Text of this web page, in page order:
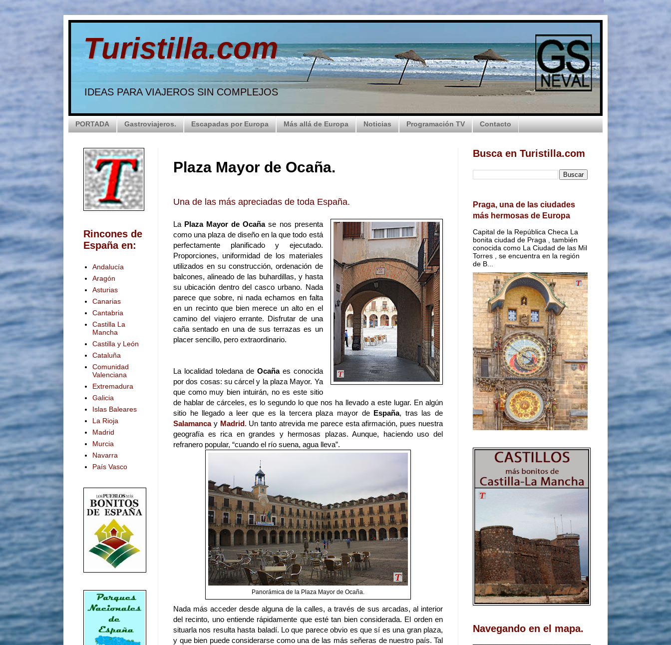
Turistilla.com
IDEAS PARA VIAJEROS SIN COMPLEJOS
PORTADA Gastroviajeros. Escapadas por Europa Más allá de Europa Noticias Programación TV Contacto
Plaza Mayor de Ocaña.
Una de las más apreciadas de toda España.
La Plaza Mayor de Ocañase nos presenta
como una plaza de diseño en la que todo está
perfectamente planificado y ejecutado.
Proporciones, uniformidad de los materiales
utilizados en su construcción, ordenación de
balcones, alineado de las buhardillas, y hasta
su ubicación dentro del casco urbano. Nada
parece que sobre, ni nada echamos en falta
en un recinto que bien merece un alto en el
camino del viajero errante. Disfrutar de una
caña sentado en una de sus terrazas es un
placer sencillo, pero extraordinario.
La localidad toledana de Ocaña es conocida
por dos cosas: su cárcel y la plaza Mayor. Ya
que como muy bien intuirán, no es este sitio
de hablar de cárceles, es lo segundo lo que nos ha llevado a este lugar. En algún
sitio he llegado a leer que es la tercera plaza mayor de España, tras las de
Salamanca y Madrid. Un tanto atrevida me parece esta afirmación, pues nuestra
geografía es rica en grandes y hermosas plazas. Aunque, haciendo uso del
refranero popular, “cuando el río suena, agua lleva”.
Panorámica de la Plaza Mayor de Ocaña.
Nada más acceder desde alguna de la calles, a través de sus arcadas, al interior
del recinto, uno entiende rápidamente que esté tan bien considerada. El orden en
situarla nos resulta hasta baladí. Lo que parece obvio es que sí es una gran plaza,
y que bien puede considerarse como una de las más señeras de nuestro país. Tal
Rincones de
España en:
Andalucía
Aragón
Asturias
Canarias
Cantabria
Castilla La
Mancha
Castilla y León
Cataluña
Comunidad
Valenciana
Extremadura
Galicia
Islas Baleares
La Rioja
Madrid
Murcia
Navarra
País Vasco
Busca en Turistilla.com
Praga, una de las ciudades
más hermosas de Europa
Capital de la República Checa La
bonita ciudad de Praga , también
conocida como La Ciudad de las Mil
Torres , se encuentra en la región
de B...
Navegando en el mapa.